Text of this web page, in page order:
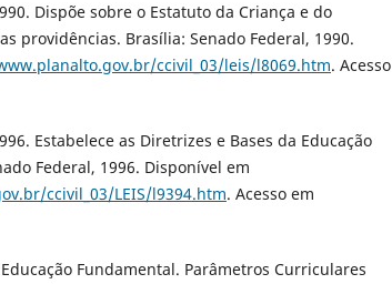
Dispõe sobre o Estatuto da Criança e do
providências. Brasília: Senado Federal, 1990.
ccivil_03/leis/l8069.htm. Acesso
Estabelece as Diretrizes e Bases da Educação
Federal, 1996. Disponível em
ccivil_03/LEIS/l9394.htm. Acesso em
Fundamental. Parâmetros Curriculares